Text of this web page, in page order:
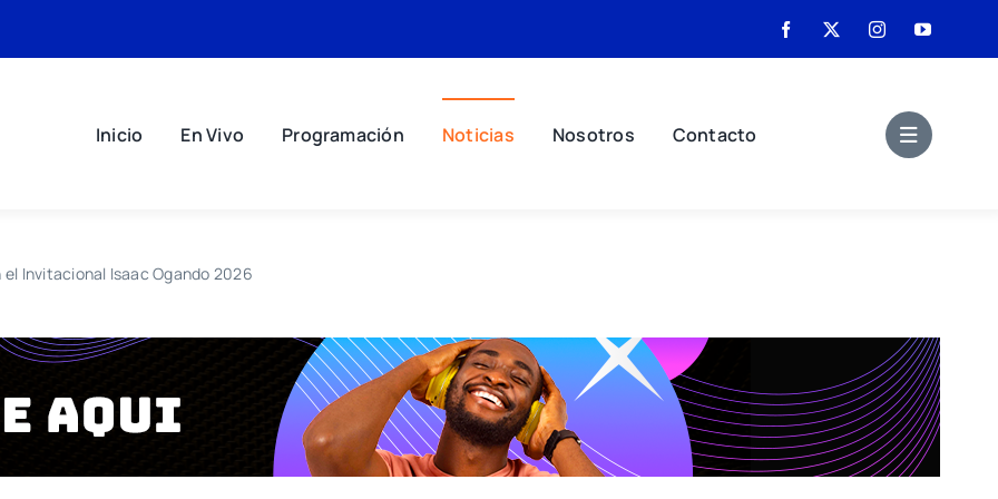
Inicio En Vivo Programación Noticias Nosotros Contacto
Invitacional Isaac Ogando 2026